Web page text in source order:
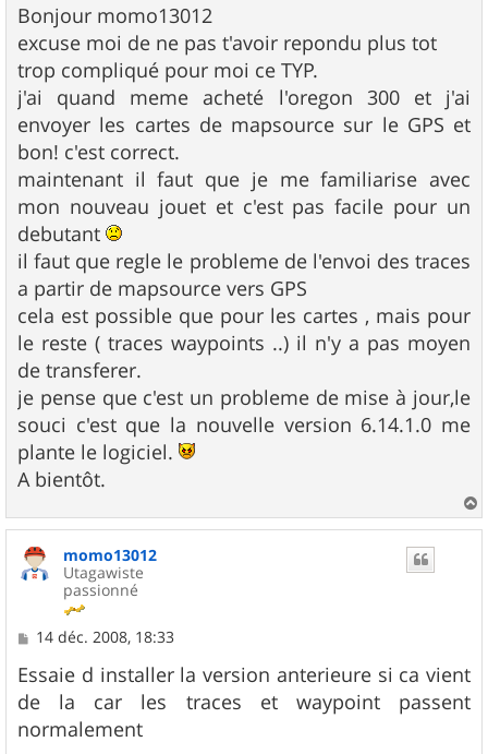
s
s
a
g
e
Bonjour momo13012
excuse moi de ne pas t'avoir repondu plus tot
trop compliqué pour moi ce TYP.
j'ai quand meme acheté l'oregon 300 et j'ai
envoyer les cartes de mapsource sur le GPS et
bon! c'est correct.
maintenant il faut que je me familiarise avec
mon nouveau jouet et c'est pas facile pour un
debutant
il faut que regle le probleme de l'envoi des traces
a partir de mapsource vers GPS
cela est possible que pour les cartes , mais pour
le reste ( traces waypoints ..) il n'y a pas moyen
de transferer.
je pense que c'est un probleme de mise à jour,le
souci c'est que la nouvelle version 6.14.1.0 me
plante le logiciel.
A bientôt.
a
momo13012
Utagawiste
passionné
M
s
s
a
g
e
14 déc. 2008, 18:33
Essaie d installer la version anterieure si ca vient
de la car les traces et waypoint passent
normalement